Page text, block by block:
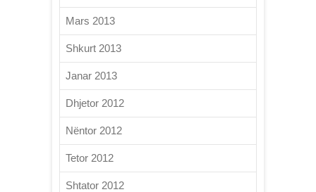
Mars 2013
Shkurt 2013
Janar 2013
Dhjetor 2012
Nëntor 2012
Tetor 2012
Shtator 2012